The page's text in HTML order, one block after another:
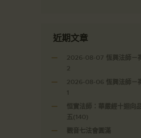
近期文章
2026-08-07 恆興法師－
2
2026-08-06 恆興法師－
1
恒實法師：華嚴經十迴向
五(140)
觀音七法會圓滿